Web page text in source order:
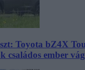
Toyota bZ4X
családos ember